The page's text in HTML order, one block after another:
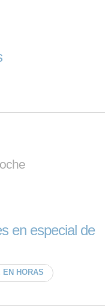
en especial de
EN HORAS